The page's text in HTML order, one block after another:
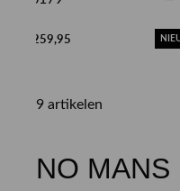
€ 259,95
9 artikelen
NO MANS